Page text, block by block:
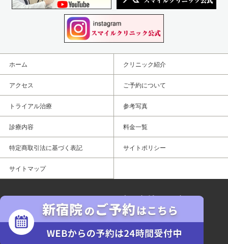
ホーム クリニック紹介
アクセス ご予約について
トライアル治療 参考写真
診療内容 料金一覧
特定商取引法に基づく表記 サイトポリシー
サイトマップ
医療法人優肌会スマイルクリニック
東京都渋谷区代々木2-7-5 中島第二ビル7F
© COPYRIGHT© Smile Clinic ALL RIGHTS RESERVED.